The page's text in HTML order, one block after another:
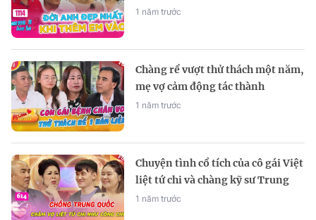
tính
1 năm trước
Chàng rể vượt thử thách một năm,
mẹ vợ cảm động tác thành
1 năm trước
Chuyện tình cổ tích của cô gái Việt
liệt tứ chi và chàng kỹ sư Trung
Quốc
1 năm trước